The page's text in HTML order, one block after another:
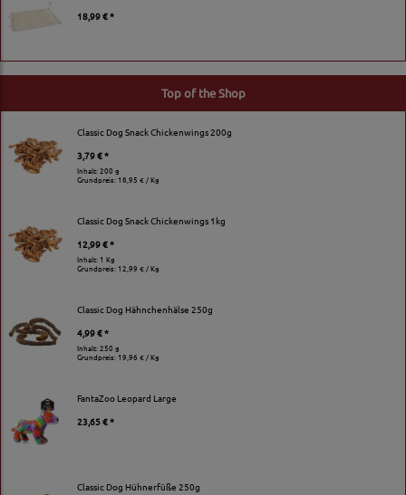
18,99 € *
Top of the Shop
Classic Dog Snack Chickenwings 200g
3,79 € *
Inhalt: 200 g
Grundpreis: 18,95 € / Kg
Classic Dog Snack Chickenwings 1kg
12,99 € *
Inhalt: 1 Kg
Grundpreis: 12,99 € / Kg
Classic Dog Hähnchenhälse 250g
4,99 € *
Inhalt: 250 g
Grundpreis: 19,96 € / Kg
FantaZoo Leopard Large
23,65 € *
Classic Dog Hühnerfüße 250g